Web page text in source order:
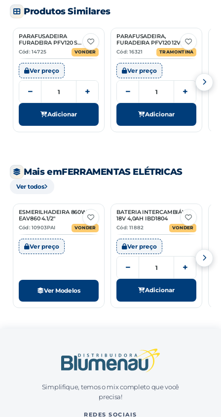
Produtos Similares
PARAFUSADEIRA
FURADEIRA PFV120 S
IMPACTO COM 17 PEÇAS
Cód: 14725 VONDER
Ver preço
− +
Adicionar
PARAFUSADEIRA,
FURADEIRA PFV120 12V SEM
IMPACTO COM 17 PEÇAS
Cód: 16321 TRAMONTINA
Ver preço
− +
Adicionar
Mais emFERRAMENTAS ELÉTRICAS
Ver todos
1 Opção
ESMERILHADEIRA 860W
EAV860 4.1/2"
Cód: 10903PAI
VONDER
Ver preço
Ver Modelos
BATERIA INTERCAMBIÁVEL
18V 4,0AH IBD1804
Cód: 11882
VONDER
Ver preço
− +
Adicionar
Simplifique, temos o mix completo que você
precisa!
REDES SOCIAIS